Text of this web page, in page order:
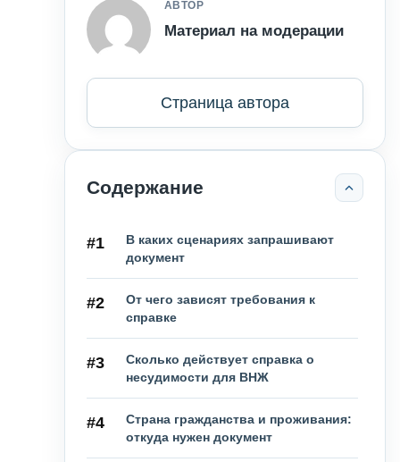
АВТОР
Материал на модерации
Страница автора
Содержание
#1
В каких сценариях запрашивают
документ
#2
От чего зависят требования к
справке
#3
Сколько действует справка о
несудимости для ВНЖ
#4
Страна гражданства и проживания:
откуда нужен документ